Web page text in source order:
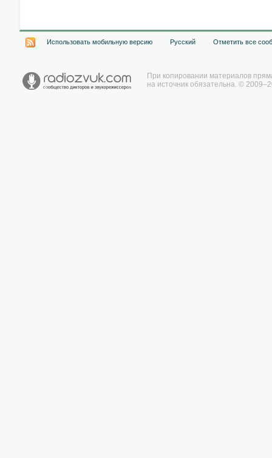
Использовать мобильную версию Русский Отметить все
При копировании материалов
на источник обязательна. ©